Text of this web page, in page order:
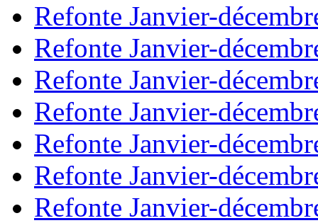
Refonte Janvier-
Refonte Janvier-
Refonte Janvier-
Refonte Janvier-
Refonte Janvier-
Refonte Janvier-
Refonte Janvier-